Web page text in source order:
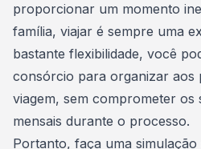
proporcionar um momento
família, viajar é sempre uma
bastante flexibilidade, você
consórcio para organizar aos
viagem, sem comprometer os
mensais durante o processo.
Portanto, faça uma